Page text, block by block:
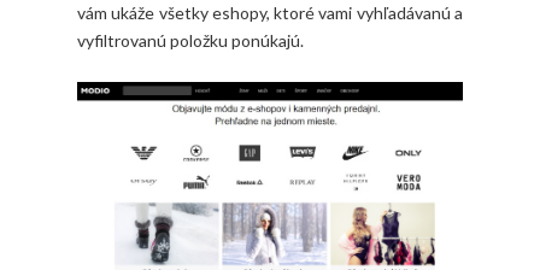
vám ukáže všetky eshopy, ktoré vami vyhľadávanú a
vyfiltrovanú položku ponúkajú.